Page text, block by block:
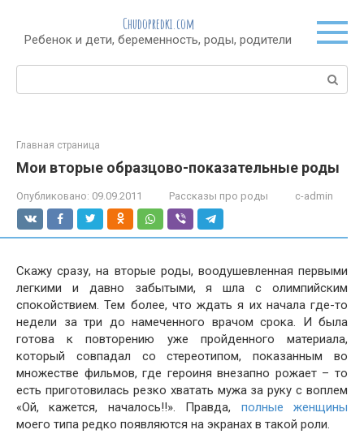
контенту
Chudopredki.com
Ребенок и дети, беременность, роды, родители
Поиск:
Главная страница
Мои вторые образцово-показательные роды
Опубликовано: 09.09.2011 Рассказы про роды c-admin
Скажу сразу, на вторые роды, воодушевленная первыми
легкими и давно забытыми, я шла с олимпийским
спокойствием. Тем более, что ждать я их начала где-то
недели за три до намеченного врачом срока. И была
готова к повторению уже пройденного материала,
который совпадал со стереотипом, показанным во
множестве фильмов, где героиня внезапно рожает – то
есть приготовилась резко хватать мужа за руку с воплем
«Ой, кажется, началось!!». Правда, полные женщины
моего типа редко появляются на экранах в такой роли.